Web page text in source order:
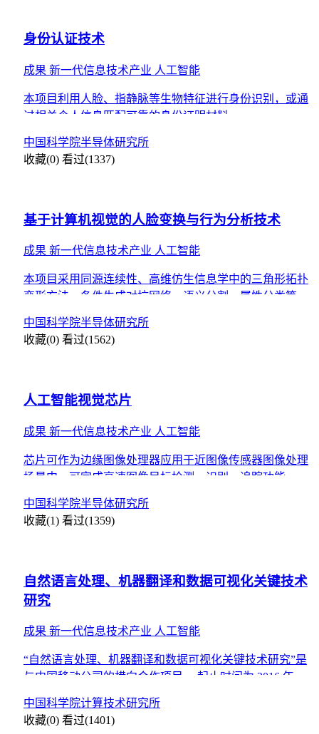
身份认证技术
成果 新一代信息技术产业 人工智能
本项目利用人脸、指静脉等生物特征进行身份识别，或通
过相关个人信息匹配可靠的身份证明材料。
中国科学院半导体研究所
收藏(0) 看过(1337)
基于计算机视觉的人脸变换与行为分析技术
成果 新一代信息技术产业 人工智能
本项目采用同源连续性、高维仿生信息学中的三角形拓扑
变形方法、条件生成对抗网络、语义分割、属性分类等关
键技术实现了基于计算机视觉的人脸变换与行为分析。
中国科学院半导体研究所
收藏(0) 看过(1562)
人工智能视觉芯片
成果 新一代信息技术产业 人工智能
芯片可作为边缘图像处理器应用于近图像传感器图像处理
场景中，可完成高速图像目标检测、识别、追踪功能，适
实等应用场
中国科学院半导体研究所
收藏(1) 看过(1359)
自然语言处理、机器翻译和数据可视化关键技术
研究
成果 新一代信息技术产业 人工智能
“自然语言处理、机器翻译和数据可视化关键技术研究”是
与中国移动公司的横向合作项目， 起止时间为 2016 年 4
中国科学院计算技术研究所
收藏(0) 看过(1401)